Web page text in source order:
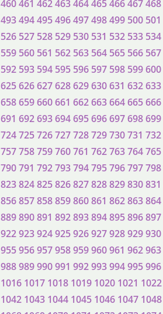
460461 462463464465466467468
493494495496497498499 500 501
526 527 528 529 530 531 532 533 534
559 560 561 562 563 564 565 566 567
592 593 594 595 596 597 598 599600
625626627628629630631 632633
658659660661 662663664665666
691 692693694695696697698699
724725726727728729730731 732
757758759760761 762763764765
790791 792793794795796797798
823824825826827828829830831
856857858859860861 862863864
889890891 892893894895896897
922923924925926927928929930
955956957958959960961 962963
988989990991 992993994995996
1016 1017 1018 1019 1020 1021 1022
1042 1043 1044 1045 1046 1047 1048